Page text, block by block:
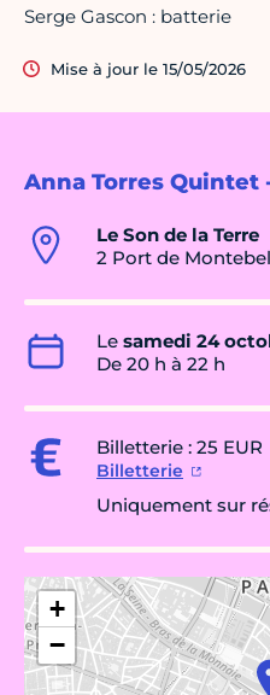
Anna Torres Quintet
Le Son de la Terre
2 Port de
Le samedi 24
De 20 h à 22 h
Billetterie : 25 EUR
Billetterie
Uniquement sur
+
−
Serge Gascon : batterie
Mise à jour le 15/05/2026